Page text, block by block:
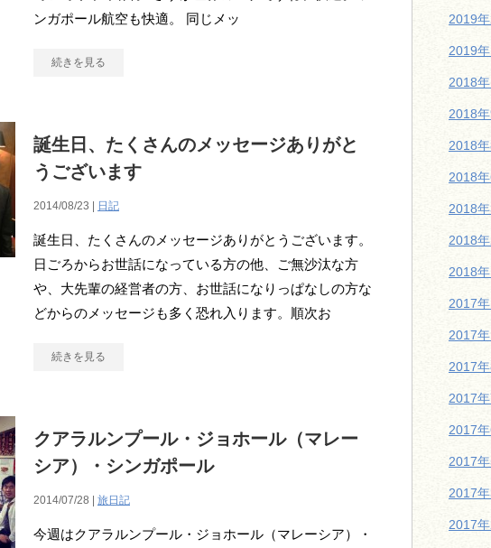
ンガポール航空も快適。 同じメッ
続きを見る
誕生日、たくさんのメッセージありがと
うございます
2014/08/23 | 日記
誕生日、たくさんのメッセージありがとうございます。
日ごろからお世話になっている方の他、ご無沙汰な方
や、大先輩の経営者の方、お世話になりっぱなしの方な
どからのメッセージも多く恐れ入ります。順次お
続きを見る
クアラルンプール・ジョホール（マレー
シア）・シンガポール
2014/07/28 | 旅日記
今週はクアラルンプール・ジョホール（マレーシア）・
2019
2019
2018
2018
2018
2018
2018
2018
2018
2017
2017
2017
2017
2017
2017
2017
2017